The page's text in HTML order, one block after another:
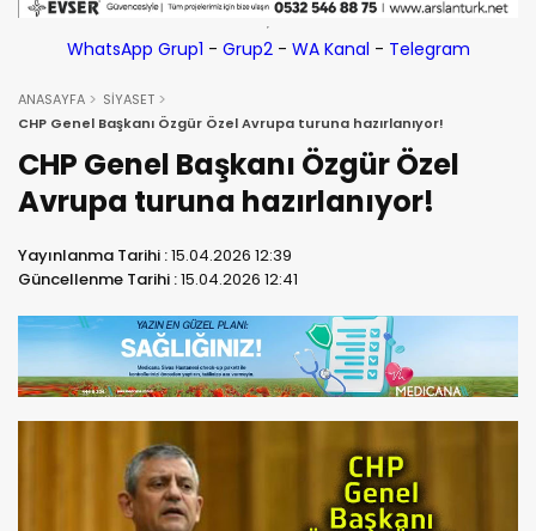
WhatsApp Grup1 - Grup2- WA Kanal - Telegram
ANASAYFA
SİYASET
CHP Genel Başkanı Özgür Özel Avrupa turuna hazırlanıyor!
CHP Genel Başkanı Özgür Özel
Avrupa turuna hazırlanıyor!
Yayınlanma Tarihi :15.04.2026 12:39
Güncellenme Tarihi :15.04.2026 12:41